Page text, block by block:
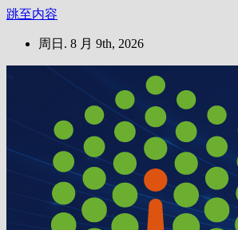
跳至内容
周日. 8 月 9th, 2026